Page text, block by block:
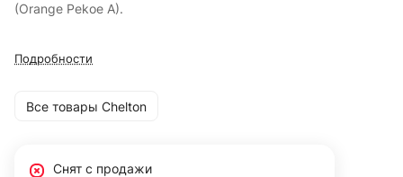
(Orange Pekoe A).
Подробности
Все товары Chelton
Снят с продажи